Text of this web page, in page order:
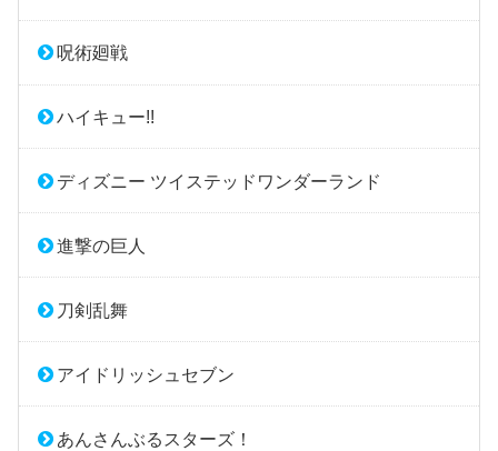
呪術廻戦
ハイキュー!!
ディズニー ツイステッドワンダーランド
進撃の巨人
刀剣乱舞
アイドリッシュセブン
あんさんぶるスターズ！